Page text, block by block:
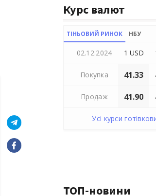
Курс валют
ТІНЬОВИЙ РИНОК НБУ
02.12.2024 1 USD
Покупка 41.33
Продаж 41.90
Усі курси
ТОП-новини